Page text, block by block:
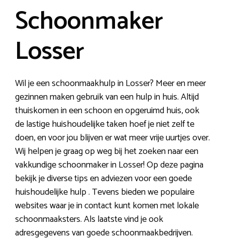
Schoonmaker
Losser
Wil je een schoonmaakhulp in Losser? Meer en meer
gezinnen maken gebruik van een hulp in huis. Altijd
thuiskomen in een schoon en opgeruimd huis, ook
de lastige huishoudelijke taken hoef je niet zelf te
doen, en voor jou blijven er wat meer vrije uurtjes over.
Wij helpen je graag op weg bij het zoeken naar een
vakkundige schoonmaker in Losser! Op deze pagina
bekijk je diverse tips en adviezen voor een goede
huishoudelijke hulp . Tevens bieden we populaire
websites waar je in contact kunt komen met lokale
schoonmaaksters. Als laatste vind je ook
adresgegevens van goede schoonmaakbedrijven.